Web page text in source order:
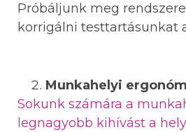
Próbáljunk meg
korrigálni testtartásunkat
Munkahelyi
Sokunk számára a
legnagyobb kihívást a